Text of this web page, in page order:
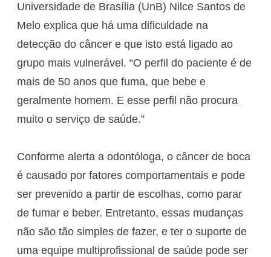
Universidade de Brasília (UnB) Nilce Santos de
Melo explica que há uma dificuldade na
detecção do câncer e que isto está ligado ao
grupo mais vulnerável. “O perfil do paciente é de
mais de 50 anos que fuma, que bebe e
geralmente homem. E esse perfil não procura
muito o serviço de saúde.”
Conforme alerta a odontóloga, o câncer de boca
é causado por fatores comportamentais e pode
ser prevenido a partir de escolhas, como parar
de fumar e beber. Entretanto, essas mudanças
não são tão simples de fazer, e ter o suporte de
uma equipe multiprofissional de saúde pode ser